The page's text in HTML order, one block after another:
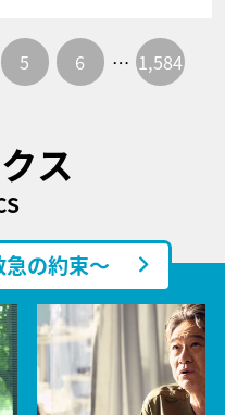
5 6 … 1,584
ス
の約束～